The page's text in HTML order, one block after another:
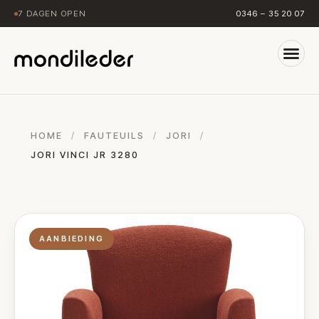
7 DAGEN OPEN 0346 – 35 20 07
HOME / FAUTEUILS / JORI
/
JORI VINCI JR 3280
AANBIEDING